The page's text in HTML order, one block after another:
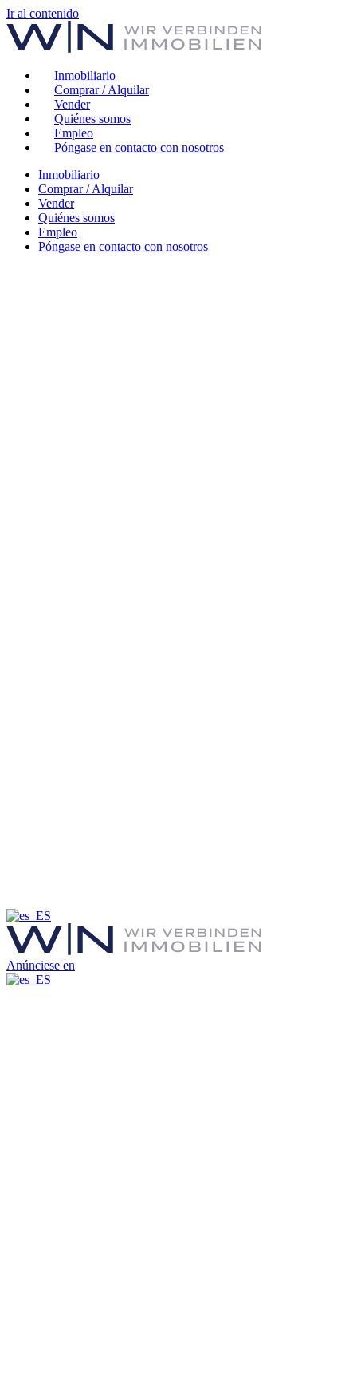
Ir al contenido
Inmobiliario
Comprar / Alquilar
Vender
Quiénes somos
Empleo
Póngase en contacto con nosotros
Inmobiliario
Comprar / Alquilar
Vender
Quiénes somos
Empleo
Póngase en contacto con nosotros
Anúnciese en